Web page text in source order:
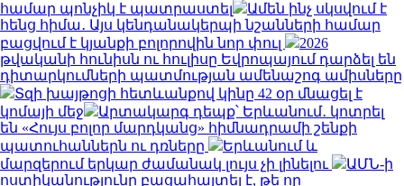
համար պոնչիկ է պատրաստել
Ամեն ինչ սկսվում է
հենց հիմա․ Այս կենդանակերպի նշանների համար
բացվում է կյանքի բոլորովին նոր փուլ
2026
թվականի հունիսն ու հուլիսը Եվրոպայում դարձել են
դիտարկումների պատմության ամենաշոգ ամիսները
Տզի խայթոցի հետևանքով կինը 42 օր մնացել է
կոմայի մեջ
Արտակարգ դեպք՝ Երևանում․ կոտրել
են «Հույս բոլոր մարդկանց» հիմնադրամի շենքի
պատուհաններն ու դռները
Երևանում և
մարզերում երկար ժամանակ լույս չի լինելու
ԱՄՆ-ի
ոստիկանությունը բացահայտել է, թե որ